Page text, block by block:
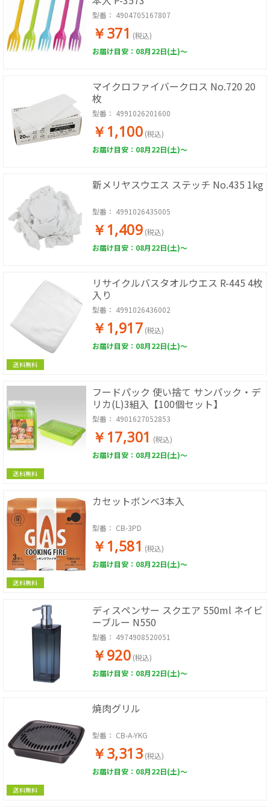
型番： 4904705167807
￥371 (税込)
お届け目安：08月22日(土)～
マイクロファイバークロス No.720 20
枚
型番： 4991026201600
￥1,100 (税込)
お届け目安：08月22日(土)～
新メリヤスウエス ステッチ No.435 1kg
型番： 4991026435005
￥1,409 (税込)
お届け目安：08月22日(土)～
送料無料
リサイクルバスタオルウエス R-445 4枚
入り
型番： 4991026436002
￥1,917 (税込)
お届け目安：08月22日(土)～
送料無料
フードパック 使い捨て サンパック・デ
リカ(L)3組入【100個セット】
型番： 4901627052853
￥17,301 (税込)
お届け目安：08月22日(土)～
送料無料
カセットボンベ3本入
型番： CB-3PD
￥1,581 (税込)
お届け目安：08月22日(土)～
ディスペンサー スクエア 550ml ネイビ
ーブルー N550
型番： 4974908520051
￥920 (税込)
お届け目安：08月22日(土)～
送料無料
焼肉グリル
型番： CB-A-YKG
￥3,313 (税込)
お届け目安：08月22日(土)～